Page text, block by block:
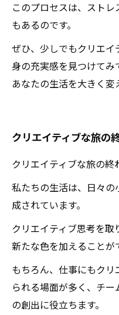
このプロセスは、スト
もあるのです。
ぜひ、少しでもクリエ
身の充実感を見つけてみ
あなたの生活を大きく変
クリエイティブな旅の
クリエイティブな旅の終
私たちの生活は、日々
成されています。
クリエイティブ思考を
新たな色を加えることが
もちろん、仕事にもク
られる場面が多く、チ
の創出に役立ちます。